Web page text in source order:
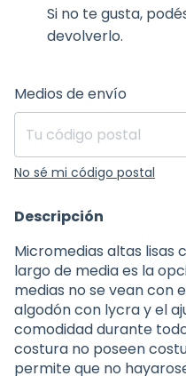
Si no te gusta,
devolverlo.
Entregas para el CP:
Medios de envío
No sé mi código postal
Descripción
Micromedias altas lisas
largo de media es la
medias no se vean con
algodón con lycra y el
comodidad durante
costura no poseen
permite que no